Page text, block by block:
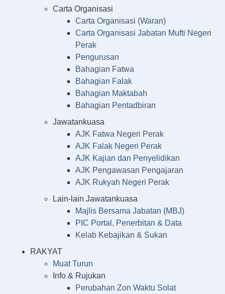
Carta Organisasi
Carta Organisasi (Waran)
Carta Organisasi Jabatan Mufti Negeri
Perak
Pengurusan
Bahagian Fatwa
Bahagian Falak
Bahagian Maktabah
Bahagian Pentadbiran
Jawatankuasa
AJK Fatwa Negeri Perak
AJK Falak Negeri Perak
AJK Kajian dan Penyelidikan
AJK Pengawasan Pengajaran
AJK Rukyah Negeri Perak
Lain-lain Jawatankuasa
Majlis Bersama Jabatan (MBJ)
PIC Portal, Penerbitan & Data
Kelab Kebajikan & Sukan
RAKYAT
Muat Turun
Info & Rujukan
Perubahan Zon Waktu Solat